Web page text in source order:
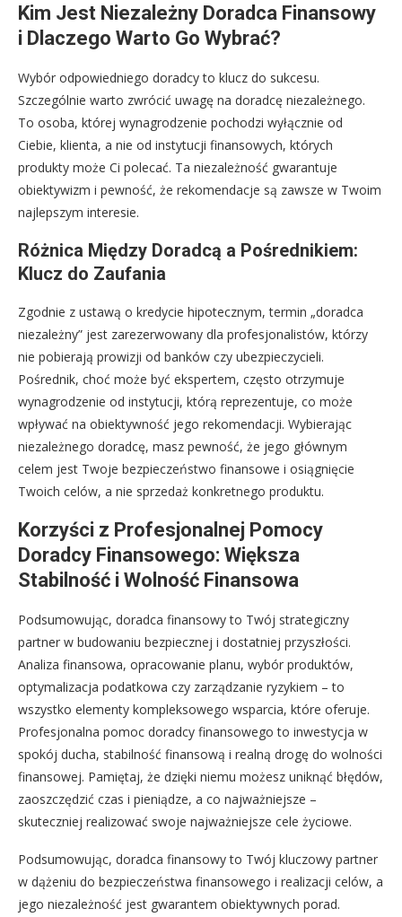
Kim Jest Niezależny Doradca Finansowy
i Dlaczego Warto Go Wybrać?
Wybór odpowiedniego doradcy to klucz do sukcesu.
Szczególnie warto zwrócić uwagę na doradcę niezależnego.
To osoba, której wynagrodzenie pochodzi wyłącznie od
Ciebie, klienta, a nie od instytucji finansowych, których
produkty może Ci polecać. Ta niezależność gwarantuje
obiektywizm i pewność, że rekomendacje są zawsze w Twoim
najlepszym interesie.
Różnica Między Doradcą a Pośrednikiem:
Klucz do Zaufania
Zgodnie z ustawą o kredycie hipotecznym, termin „doradca
niezależny” jest zarezerwowany dla profesjonalistów, którzy
nie pobierają prowizji od banków czy ubezpieczycieli.
Pośrednik, choć może być ekspertem, często otrzymuje
wynagrodzenie od instytucji, którą reprezentuje, co może
wpływać na obiektywność jego rekomendacji. Wybierając
niezależnego doradcę, masz pewność, że jego głównym
celem jest Twoje bezpieczeństwo finansowe i osiągnięcie
Twoich celów, a nie sprzedaż konkretnego produktu.
Korzyści z Profesjonalnej Pomocy
Doradcy Finansowego: Większa
Stabilność i Wolność Finansowa
Podsumowując, doradca finansowy to Twój strategiczny
partner w budowaniu bezpiecznej i dostatniej przyszłości.
Analiza finansowa, opracowanie planu, wybór produktów,
optymalizacja podatkowa czy zarządzanie ryzykiem – to
wszystko elementy kompleksowego wsparcia, które oferuje.
Profesjonalna pomoc doradcy finansowego to inwestycja w
spokój ducha, stabilność finansową i realną drogę do wolności
finansowej. Pamiętaj, że dzięki niemu możesz uniknąć błędów,
zaoszczędzić czas i pieniądze, a co najważniejsze –
skuteczniej realizować swoje najważniejsze cele życiowe.
Podsumowując, doradca finansowy to Twój kluczowy partner
w dążeniu do bezpieczeństwa finansowego i realizacji celów, a
jego niezależność jest gwarantem obiektywnych porad.